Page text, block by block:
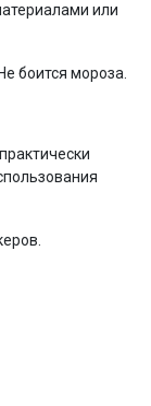
или
боится мороза.